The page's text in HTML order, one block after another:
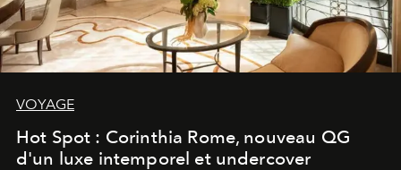
VOYAGE
Hot Spot : Corinthia Rome, nouveau QG
d'un luxe intemporel et undercover